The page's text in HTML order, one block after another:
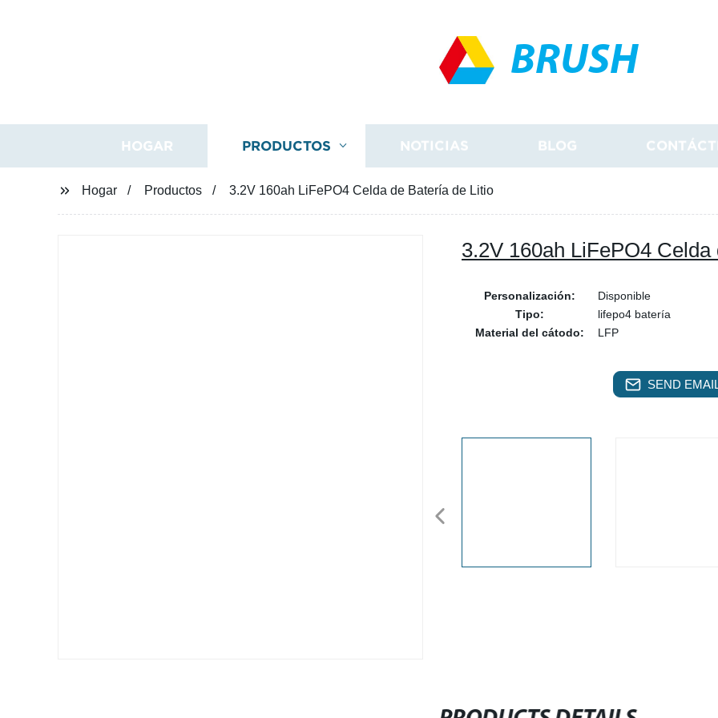
BRUSH
HOGAR PRODUCTOS NOTICIAS BLOG
Hogar Productos 3.2V 160ah LiFePO4 Celda de Batería de Litio
3.2V 160ah LiFePO4
Personalización:
Disponible
Tipo:
lifepo4 batería
Material del cátodo:
LFP
SEND